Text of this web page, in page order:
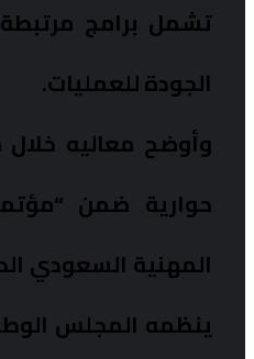
تشمل برامج
الجودة للعمليات.
وأوضح معاليه
حوارية ضمن
المهنية السعودي
ينظمه المجلس